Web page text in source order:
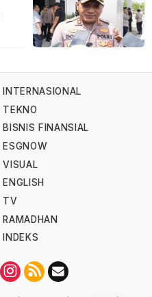
INTERNASIONAL
TEKNO
BISNIS FINANSIAL
ESGNOW
VISUAL
ENGLISH
TV
RAMADHAN
INDEKS